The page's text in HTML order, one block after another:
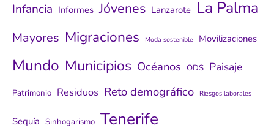
Infancia Informes Jóvenes Lanzarote La Palma
Mayores Migraciones Moda sostenible Movilizaciones
Mundo Municipios Océanos ODS Paisaje
Patrimonio Residuos Reto demográfico Riesgos laborales
Sequía Sinhogarismo Tenerife